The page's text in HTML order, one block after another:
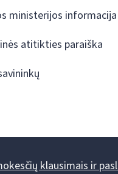
ministerijos informacija
atitikties paraiška
klausimais ir